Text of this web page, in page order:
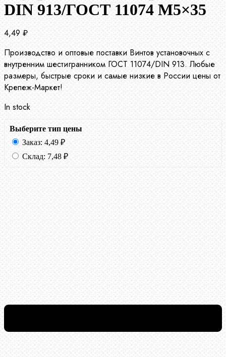
DIN 913/ГОСТ 11074 М5×35
4,49 ₽
Производство и оптовые поставки Винтов установочных с
внутренним шестигранником ГОСТ 11074/DIN 913. Любые
размеры, быстрые сроки и самые низкие в России цены от
Крепеж-Маркет!
In stock
Выберите тип цены
Заказ: 4,49 ₽
Склад: 7,48 ₽